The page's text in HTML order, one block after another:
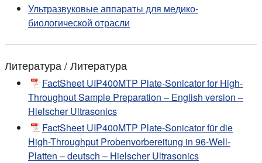
Ультразвуковые аппараты для медико-
биологической отрасли
Литература / Литература
FactSheet UIP400MTP Plate-Sonicator for High-
Throughput Sample Preparation – English version –
Hielscher Ultrasonics
FactSheet UIP400MTP Plate-Sonicator für die
High-Throughput Probenvorbereitung in 96-Well-
Platten – deutsch – Hielscher Ultrasonics